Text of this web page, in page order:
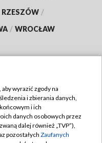
RZESZÓW /
/ WROCŁAW
TVP
wyrazić zgody na
i zbierania danych,
i ich
danych osobowych przez
dalej również „TVP”),
pozostałych Zaufanych